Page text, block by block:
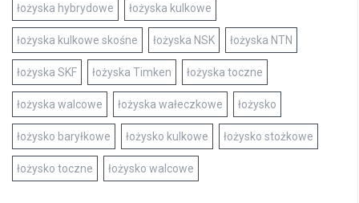
łożyska hybrydowe łożyska kulkowe
łożyska kulkowe skośne łożyska NSK łożyska NTN
łożyska SKF łożyska Timken łożyska toczne
łożyska walcowe łożyska wałeczkowe łożysko
łożysko baryłkowe łożysko kulkowe łożysko stożkowe
łożysko toczne łożysko walcowe